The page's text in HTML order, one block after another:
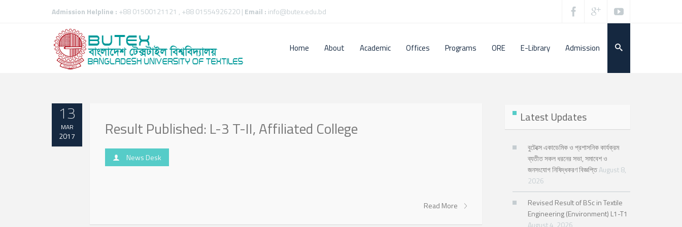
Admission Helpline : +88 01500121121 , +88 01554926220 | Email : info@butex.edu.bd
Home About Academic Offices Programs ORE E-Library Admission
13
MAR
2017 Result Published: L-3 T-II, Affiliated College
News Desk
Read More
Latest Updates
বুটেক্সে একাডেমিক ও প্রশাসনিক কার্যক্রম
ব্যতীত সকল ধরনের সভা, সমাবেশ ও
জনসংযোগ নিষিদ্ধকরণ বিজ্ঞপ্তিAugust 8,
2026
Revised Result of BSc in Textile
Engineering (Environment) L1-T1
August 4, 2026